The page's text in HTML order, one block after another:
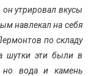
утрировал вкусы
навлекал на себя
по складу
шутки эти были в
но вода и камень